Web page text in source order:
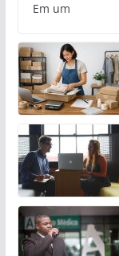
Em um